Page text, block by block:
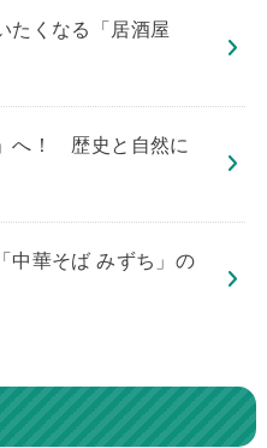
たくなる「居酒屋
へ！ 歴史と自然に
中華そば みずち」の